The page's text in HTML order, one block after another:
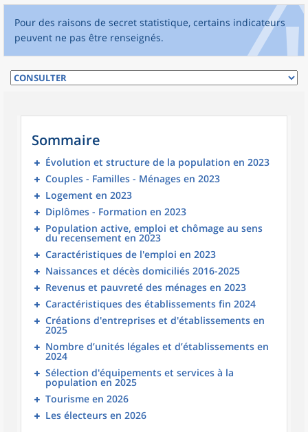
Pour des raisons de secret statistique, certains indicateurs
peuvent ne pas être renseignés.
Sommaire
Évolution et structure de la population en 2023
Couples - Familles - Ménages en 2023
Logement en 2023
Diplômes - Formation en 2023
Population active, emploi et chômage au sens
du recensement en 2023
Caractéristiques de l'emploi en 2023
Naissances et décès domiciliés 2016-2025
Revenus et pauvreté des ménages en 2023
Caractéristiques des établissements fin 2024
Créations d'entreprises et d'établissements en
2025
Nombre d’unités légales et d’établissements en
2024
Sélection d'équipements et services à la
population en 2025
Tourisme en 2026
Les électeurs en 2026